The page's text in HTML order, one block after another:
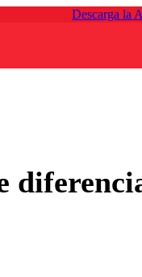
Descarga la